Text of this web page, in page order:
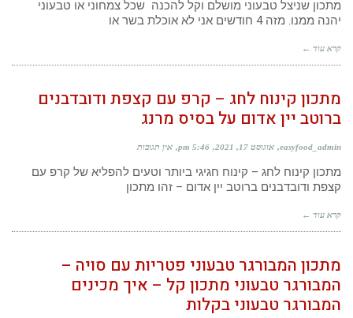
מתכון שניצל טבעוני מושלם וקל להכנה שכל צמחוני או טבעוני
יהנה ממנו. מזה 4 חודשים אני לא אוכלת בשר או
קרא עוד ←
מתכון קינוח לחג – קרפ עם קצפת ודובדבנים
ברוטב יין אדום על בסיס מרנג
easyfood_admin אוגוסט 17, 2021 5:46 pm אין תגובות
מתכון קינוח לחג – קינוח חגיגי ביותר וטעים להפליא של קרפ עם
קצפת ודובדבנים ברוטב יין אדום – זהו מתכון
קרא עוד ←
מתכון המבורגר טבעוני פטריות עם סויה –
המבורגר טבעוני מתכון קל – איך מכינים
המבורגר טבעוני בקלות